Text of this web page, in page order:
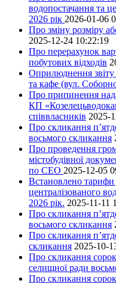
водопостачання та
2026 рік 2026-01-06
Про зміну розміру
2025-12-24 10:22:19
Про перерахунок
побутових відходів
Оприлюднення
та кафе (вул.
Про припинення
КП
співвласників 2025-
Про скликання
восьмого скликання
Про проведення
містобудівної
по СЕО 2025-12-05
Встановлено тарифи
централізованого
2026 рік. 2025-11-11
Про скликання
восьмого скликання
Про скликання
скликання 2025-10-
Про скликання сорок
селищної ради
Про скликання сорок